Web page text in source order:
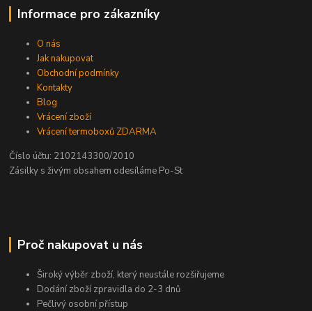
Informace pro zákazníky
O nás
Jak nakupovat
Obchodní podmínky
Kontakty
Blog
Vrácení zboží
Vrácení termoboxů ZDARMA
Číslo účtu: 2102143300/2010
Zásilky s živým obsahem odesíláme Po-St
Proč nakupovat u nás
Široký výběr zboží, který neustále rozšiřujeme
Dodání zboží zpravidla do 2-3 dnů
Pečlivý osobní přístup